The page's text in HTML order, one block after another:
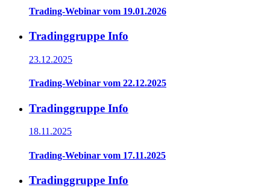
Trading-Webinar vom 19.01.2026
Tradinggruppe Info
23.12.2025
Trading-Webinar vom 22.12.2025
Tradinggruppe Info
18.11.2025
Trading-Webinar vom 17.11.2025
Tradinggruppe Info